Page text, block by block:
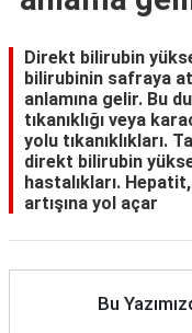
Yaşam
Hukuk
Blog
Direkt bilirubin
bilirubinin safraya
anlamına gelir. Bu
tıkanıklığı veya
yolu tıkanıklıkları.
direkt bilirubin
hastalıkları.
artışına yol açar
Bu